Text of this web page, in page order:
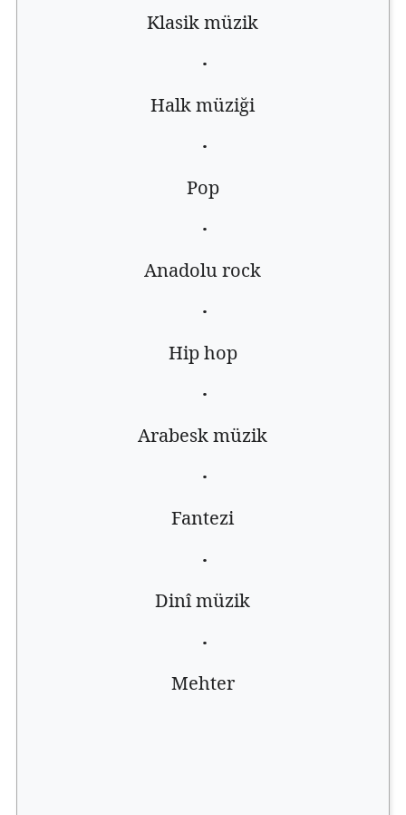
Klasik müzik
·
Halk müziği
·
Pop
·
Anadolu rock
·
Hip hop
·
Arabesk müzik
·
Fantezi
·
Dinî müzik
·
Mehter